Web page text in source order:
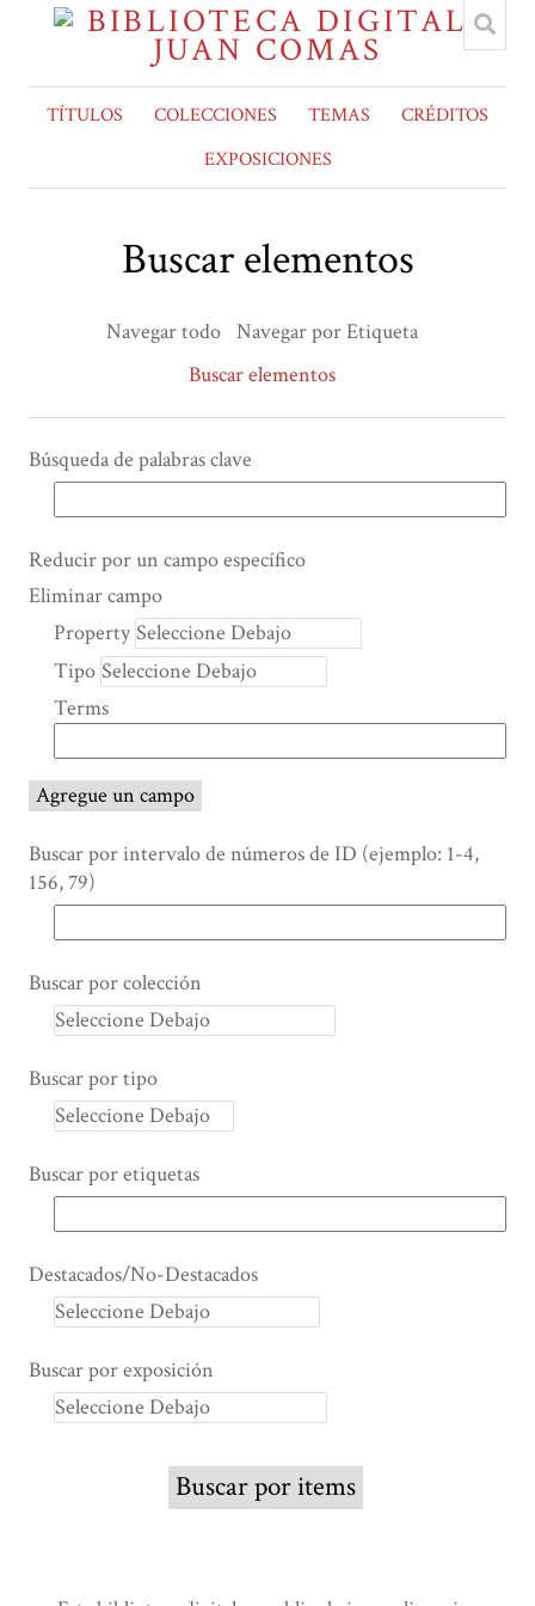
TÍTULOS COLECCIONES TEMAS
CRÉDITOS
EXPOSICIONES
Buscar elementos
Navegar todo Navegar por Etiqueta
Buscar elementos
Búsqueda de palabras clave
Number
rows
"Reducir
por
campo
específico":
1
Reducir por un campo específico
Search Property
Tipo de búsqueda
Términos de búsqueda
Ensamblador de Búsqueda
Eliminar campo
Property
Tipo
Terms
Agregue un campo
Buscar por intervalo de números de ID (ejemplo: 1-4,
156, 79)
Buscar por colección
Buscar por tipo
Buscar por etiquetas
Destacados/No-Destacados
Buscar por exposición